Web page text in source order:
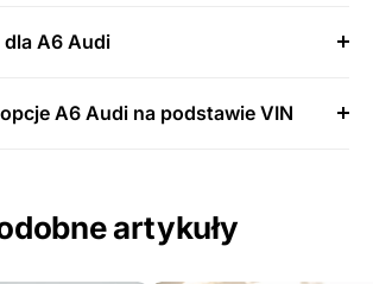
A6 Audi
A6 Audi na podstawie VIN
artykuły